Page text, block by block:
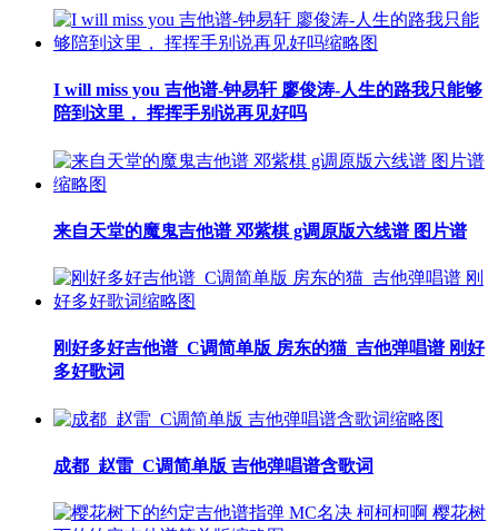
I will miss you 吉他谱-钟易轩 廖俊涛-人生的路我只能够
陪到这里， 挥挥手别说再见好吗
来自天堂的魔鬼吉他谱 邓紫棋 g调原版六线谱 图片谱
刚好多好吉他谱_C调简单版 房东的猫_吉他弹唱谱 刚好
多好歌词
成都_赵雷_C调简单版 吉他弹唱谱含歌词